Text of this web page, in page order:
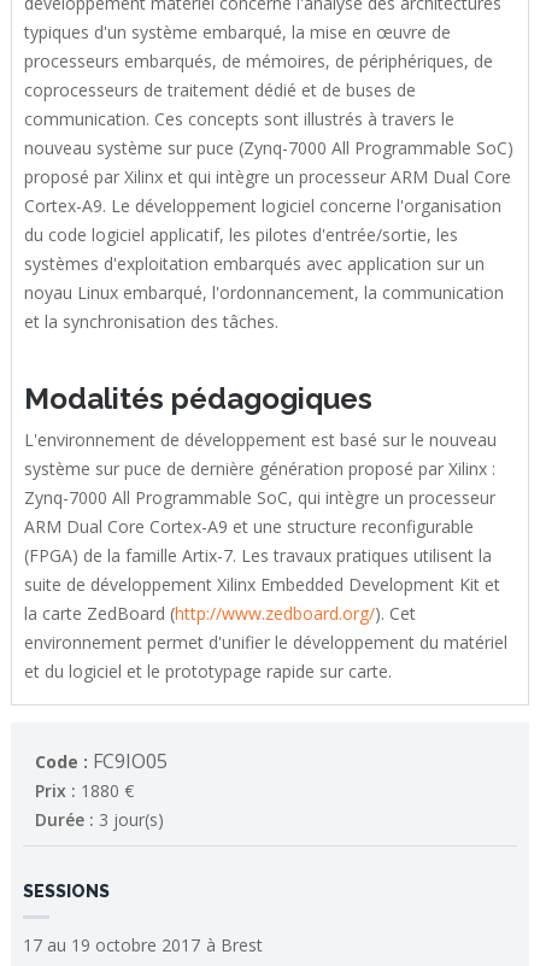
typiques d'un système embarqué, la mise en œuvre de
processeurs embarqués, de mémoires, de périphériques, de
coprocesseurs de traitement dédié et de buses de
communication. Ces concepts sont illustrés à travers le
nouveau système sur puce (Zynq-7000 All Programmable SoC)
proposé par Xilinx et qui intègre un processeur ARM Dual Core
Cortex-A9. Le développement logiciel concerne l'organisation
du code logiciel applicatif, les pilotes d'entrée/sortie, les
systèmes d'exploitation embarqués avec application sur un
noyau Linux embarqué, l'ordonnancement, la communication
et la synchronisation des tâches.
Modalités pédagogiques
L'environnement de développement est basé sur le nouveau
système sur puce de dernière génération proposé par Xilinx :
Zynq-7000 All Programmable SoC, qui intègre un processeur
ARM Dual Core Cortex-A9 et une structure reconfigurable
(FPGA) de la famille Artix-7. Les travaux pratiques utilisent la
suite de développement Xilinx Embedded Development Kit et
la carte ZedBoard (http://www.zedboard.org/). Cet
environnement permet d'unifier le développement du matériel
et du logiciel et le prototypage rapide sur carte.
Code : FC9IO05
Prix : 1880 €
Durée : 3 jour(s)
SESSIONS
17 au 19 octobre 2017 à Brest